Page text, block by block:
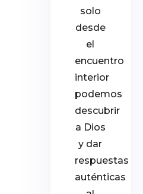
solo
desde
el
encuentro
interior
podemos
descubrir
a Dios
y dar
respuestas
auténticas